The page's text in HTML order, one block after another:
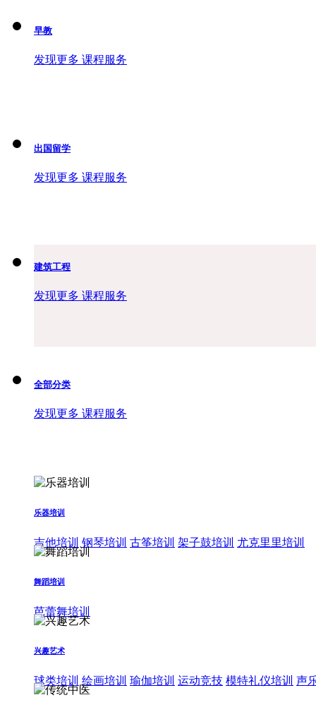
早教
发现更多 课程服务
出国留学
发现更多 课程服务
建筑工程
发现更多 课程服务
全部分类
发现更多 课程服务
乐器培训
吉他培训 钢琴培训 古筝培训 架子鼓培训 尤克里里培训
舞蹈培训
芭蕾舞培训
兴趣艺术
球类培训 绘画培训 瑜伽培训 运动竞技 模特礼仪培训 声